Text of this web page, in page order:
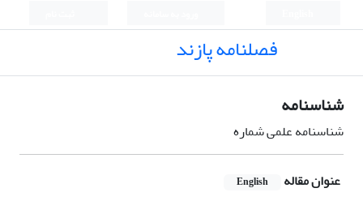
فصلنامه پازند
شناسنامه
شناسنامه علمی شماره
عنوان مقاله English